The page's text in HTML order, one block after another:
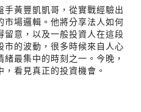
黃豐凱凱哥，從實戰經驗出
場邏輯。他將分享法人如何
意，以及一般投資人在這段
的波動，很多時候來自人心
最集中的時刻之一。今晚，
看見真正的投資機會。